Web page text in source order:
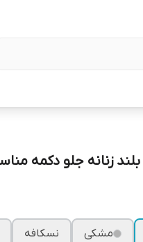
مشکی نسکافه